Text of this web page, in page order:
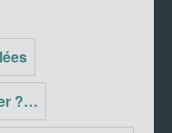
?…